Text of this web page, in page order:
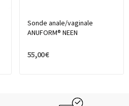
Sonde anale/vaginale
ANUFORM® NEEN
55,00 €